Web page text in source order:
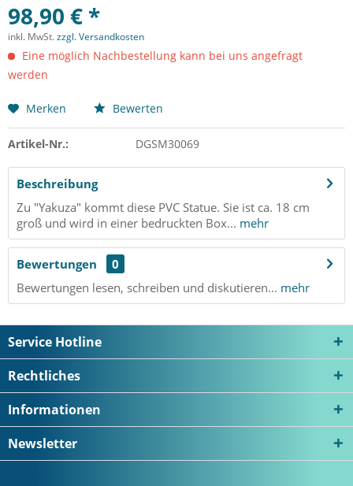
98,90 € *
inkl. MwSt.zzgl. Versandkosten
Eine möglich Nachbestellung kann bei uns angefragt
werden
Merken Bewerten
Artikel-Nr.: DGSM30069
Beschreibung
Zu "Yakuza" kommt diese PVC Statue. Sie ist ca. 18 cm
groß und wird in einer bedruckten Box... mehr
Bewertungen
0
Bewertungen lesen, schreiben und diskutieren... mehr
Service Hotline
Rechtliches
Informationen
Newsletter